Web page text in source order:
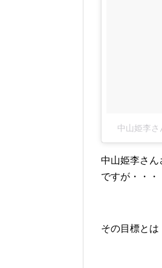
中山姫李
中山姫李さん
ですが・・・
その目標とは